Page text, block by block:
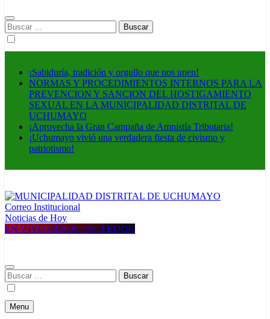
Buscar:
¡Sabiduría, tradición y orgullo que nos unen!
NORMAS Y PROCEDIMIENTOS INTERNOS PARA LA
PREVENCION Y SANCION DEL HOSTIGAMIENTO
SEXUAL EN LA MUNICIPALIDAD DISTRITAL DE
UCHUMAYO
¡Aprovecha la Gran Campaña de Amnistía Tributaria!
¡Uchumayo vivió una verdadera fiesta de civismo y
patriotismo!
MUNICIPALIDAD DISTRITAL DE UCHUMAYO
Construyendo una nueva Historia
Correo Institucional
Noticias de Hoy
EN VIVO DESDE FACEBOOK
Buscar:
Menu